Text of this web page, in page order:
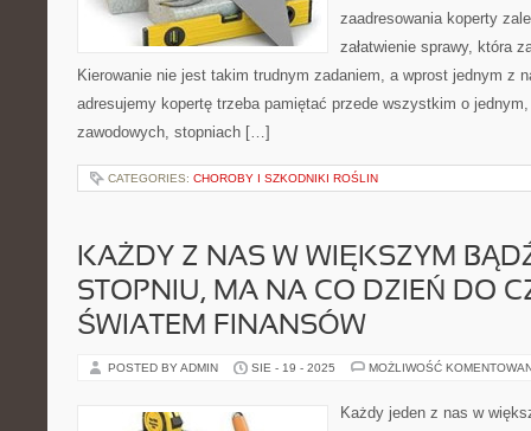
zaadresowania koperty
załatwienie sprawy, która
Kierowanie nie jest takim trudnym zadaniem, a wprost jednym z
adresujemy kopertę trzeba pamiętać przede wszystkim o
zawodowych, stopniach […]
CATEGORIES: CHOROBY I SZKODNIKI ROŚLIN
KAŻDY Z NAS W WIĘKSZYM
STOPNIU, MA NA CO DZIEŃ DO
ŚWIATEM FINANSÓW
POSTED BY ADMIN SIE - 19 - 2025 MOŻLIWOŚĆ
Każdy jeden z nas w